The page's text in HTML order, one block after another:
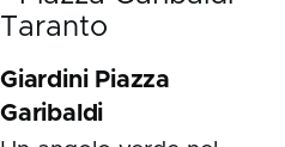
Giardini Piazza
Garibaldi